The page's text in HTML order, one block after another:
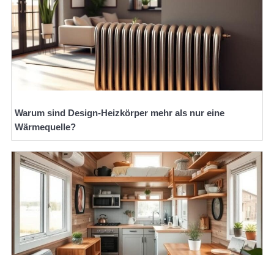
Warum sind Design-Heizkörper mehr als nur eine
Wärmequelle?